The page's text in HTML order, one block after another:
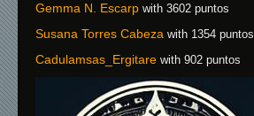
Gemma N. Escarp with 3602 puntos
Susana Torres Cabeza with 1354 puntos
Cadulamsas_Ergitare with 902 puntos